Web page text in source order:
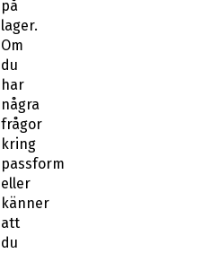
Om
du
har
några
frågor
kring
passform
eller
känner
att
du
behöver
hjälp